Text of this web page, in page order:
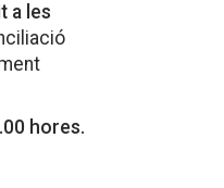
a les
hores.